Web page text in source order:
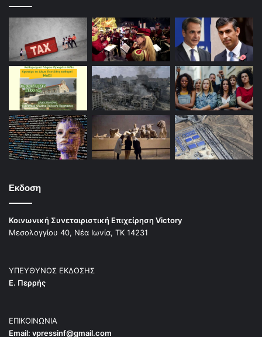
Εκδοση
Κοινωνική Συνεταιριστική Επιχείρηση Victory
Μεσολογγίου 40, Νέα Ιωνία, ΤΚ 14231
ΥΠΕΥΘΥΝΟΣ ΕΚΔΟΣΗΣ
Ε. Περρής
ΕΠΙΚΟΙΝΩΝΙΑ
Email: vpressinf@gmail.com